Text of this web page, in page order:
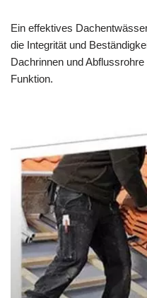
Ein effektives
die Integrität und
Dachrinnen und
Funktion.